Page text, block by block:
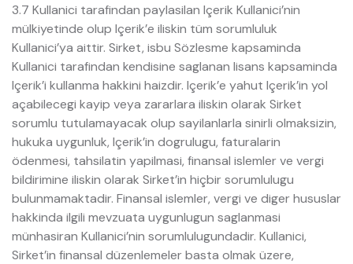
3.7 Kullanici tarafindan paylasilan Içerik Kullanici’nin
mülkiyetinde olup Içerik’e iliskin tüm sorumluluk
Kullanici’ya aittir. Sirket, isbu Sözlesme kapsaminda
Kullanici tarafindan kendisine saglanan lisans kapsaminda
Içerik’i kullanma hakkini haizdir. Içerik’e yahut Içerik’in yol
açabilecegi kayip veya zararlara iliskin olarak Sirket
sorumlu tutulamayacak olup sayilanlarla sinirli olmaksizin,
hukuka uygunluk, Içerik’in dogrulugu, faturalarin
ödenmesi, tahsilatin yapilmasi, finansal islemler ve vergi
bildirimine iliskin olarak Sirket’in hiçbir sorumlulugu
bulunmamaktadir. Finansal islemler, vergi ve diger hususlar
hakkinda ilgili mevzuata uygunlugun saglanmasi
münhasiran Kullanici’nin sorumlulugundadir. Kullanici,
Sirket’in finansal düzenlemeler basta olmak üzere,